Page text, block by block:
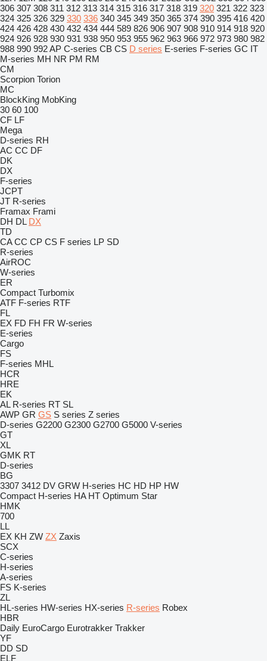
306 307 308 311 312 313 314 315 316 317 318 319 320 321 322 323
324 325 326 329 330 336 340 345 349 350 365 374 390 395 416 420
424 426 428 430 432 434 444 589 826 906 907 908 910 914 918 920
924 926 928 930 931 938 950 953 955 962 963 966 972 973 980 982
988 990 992AP C-series CB CS D series E-series F-series GC IT
M-series MH NR PM RM
CM
Scorpion Torion
MC
BlockKing MobKing
30 60 100
CF LF
Mega
D-series RH
AC CC DF
DK
DX
F-series
JCPT
JT R-series
Framax Frami
DH DL DX
TD
CA CC CP CS F series LP SD
R-series
AirROC
W-series
ER
Compact Turbomix
ATF F-series RTF
FL
EX FD FH FR W-series
E-series
Cargo
FS
F-series MHL
HCR
HRE
EK
AL R-series RT SL
AWP GR GS S series Z series
D-series G2200 G2300 G2700 G5000 V-series
GT
XL
GMK RT
D-series
BG
3307 3412 DV GRW H-series HC HD HP HW
Compact H-series HA HT Optimum Star
HMK
700
LL
EX KH ZW ZX Zaxis
SCX
C-series
H-series
A-series
FS K-series
ZL
HL-series HW-series HX-series R-series Robex
HBR
Daily EuroCargo Eurotrakker Trakker
YF
DD SD
ELF